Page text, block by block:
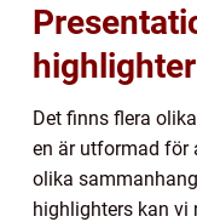
Det finns flera
en är utformad för
olika
highlighters kan vi